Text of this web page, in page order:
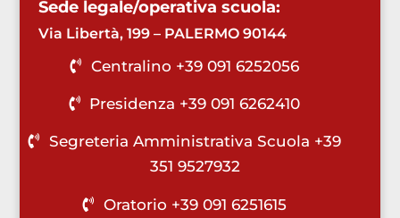
Sede legale/operativa scuola:
Via Libertà, 199 – PALERMO 90144
Centralino +39 091 6252056
Presidenza +39 091 6262410
Segreteria Amministrativa Scuola +39
351 9527932
Oratorio +39 091 6251615